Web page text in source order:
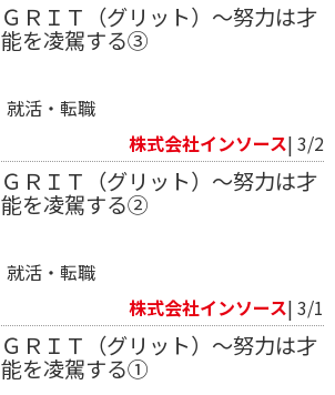
ＧＲＩＴ（グリット）～努力は才
能を凌駕する③
就活・転職
株式会社インソース| 3/2
ＧＲＩＴ（グリット）～努力は才
能を凌駕する②
就活・転職
株式会社インソース| 3/1
ＧＲＩＴ（グリット）～努力は才
能を凌駕する①